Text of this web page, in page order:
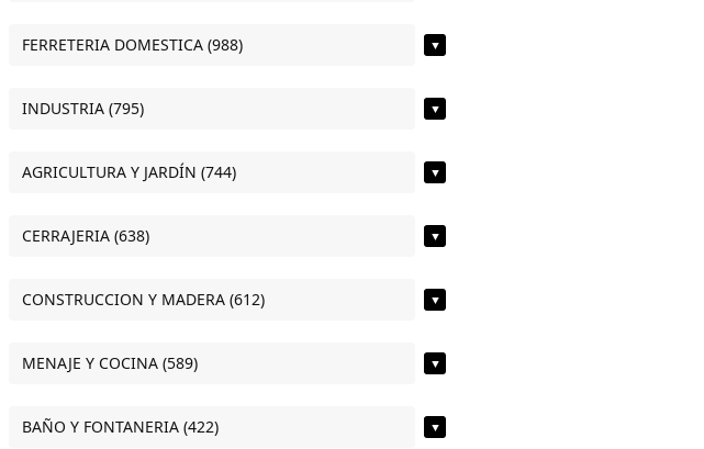
FERRETERIA DOMESTICA (988) ▼
INDUSTRIA (795) ▼
AGRICULTURA Y JARDÍN (744) ▼
CERRAJERIA (638) ▼
CONSTRUCCION Y MADERA (612) ▼
MENAJE Y COCINA (589) ▼
BAÑO Y FONTANERIA (422) ▼